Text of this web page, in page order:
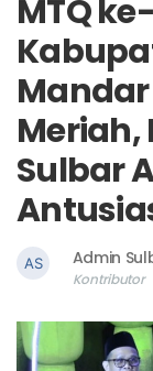
MTQ
Meriah,
Sulbar
Admin